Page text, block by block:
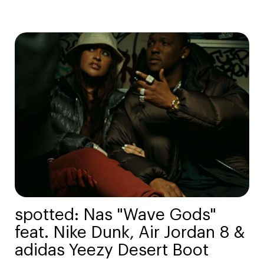
spotted: Nas "Wave Gods"
feat. Nike Dunk, Air Jordan 8 &
adidas Yeezy Desert Boot